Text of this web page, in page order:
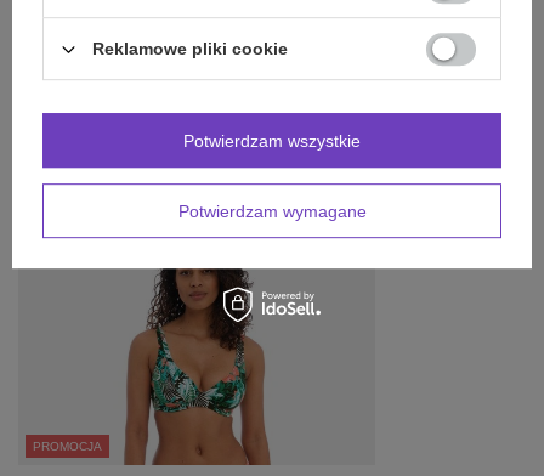
Potrzebujesz pomocy? Masz pytania?
Zadaj pytanie a my odpowiemy niezwłocznie,
Zadaj pytanie
POLECAMY RÓWNIEŻ:
PROMOCJA
Reklamowe pliki cookie
Potwierdzam wymagane
Potwierdzam wszystkie